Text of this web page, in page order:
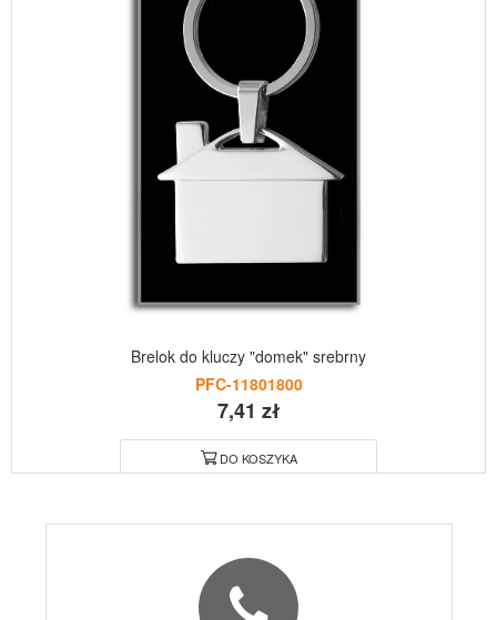
Brelok do kluczy "domek" srebrny
PFC-11801800
7,41 zł
DO KOSZYKA